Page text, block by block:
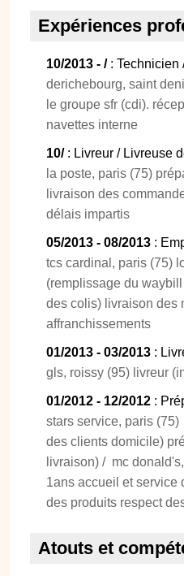
Expériences
10/2013 - /: Technicien
derichebourg, saint
le groupe sfr (cdi).
navettes interne
10/: Livreur / Livreuse
la poste, paris (75)
livraison des
délais impartis
05/2013 - 08/2013 :
tcs cardinal, paris (75)
(remplissage du
des colis) livraison des
affranchissements
01/2013 - 03/2013 :
gls, roissy (95) livreur
01/2012 - 12/2012 :
stars service, paris
des clients domicile)
livraison) / mc
1ans accueil et service
des produits respect
Atouts et